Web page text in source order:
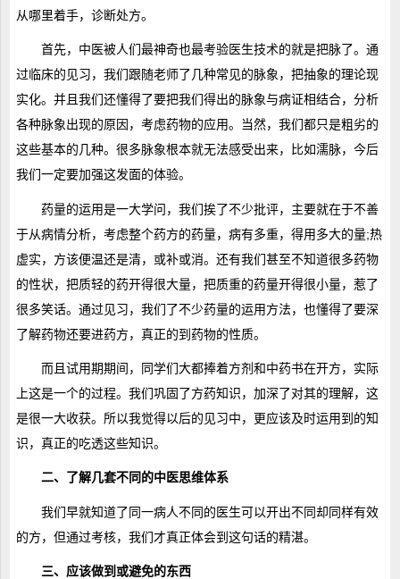
从哪里着手，诊断处方。
首先，中医被人们最神奇也最考验医生技术的就是把脉了。通
过临床的见习，我们跟随老师了几种常见的脉象，把抽象的理论现
实化。并且我们还懂得了要把我们得出的脉象与病证相结合，分析
各种脉象出现的原因，考虑药物的应用。当然，我们都只是粗劣的
这些基本的几种。很多脉象根本就无法感受出来，比如濡脉，今后
我们一定要加强这发面的体验。
药量的运用是一大学问，我们挨了不少批评，主要就在于不善
于从病情分析，考虑整个药方的药量，病有多重，得用多大的量;热
虚实，方该便温还是清，或补或消。还有我们甚至不知道很多药物
的性状，把质轻的药开得很大量，把质重的药量开得很小量，惹了
很多笑话。通过见习，我们了不少药量的运用方法，也懂得了要深
了解药物还要进药方，真正的到药物的性质。
而且试用期期间，同学们大都捧着方剂和中药书在开方，实际
上这是一个的过程。我们巩固了方药知识，加深了对其的理解，这
是很一大收获。所以我觉得以后的见习中，更应该及时运用到的知
识，真正的吃透这些知识。
二、了解几套不同的中医思维体系
我们早就知道了同一病人不同的医生可以开出不同却同样有效
的方，但通过考核，我们才真正体会到这句话的精湛。
三、应该做到或避免的东西